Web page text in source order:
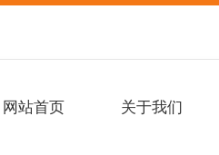
网站首页 关于我们